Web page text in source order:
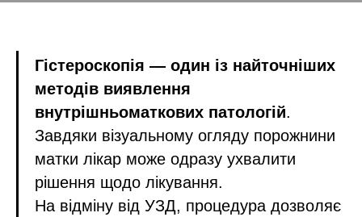
Гістероскопія — один із найточніших
методів виявлення
внутрішньоматкових патологій.
Завдяки візуальному огляду порожнини
матки лікар може одразу ухвалити
рішення щодо лікування.
На відміну від УЗД, процедура дозволяє